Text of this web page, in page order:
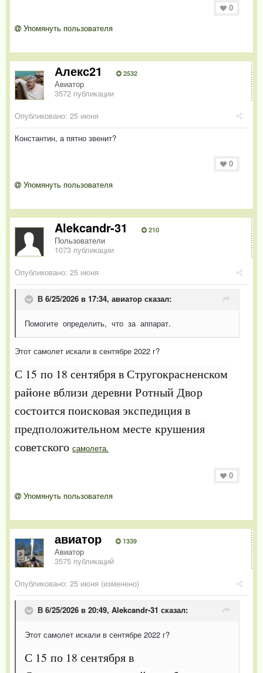
0
Упомянуть пользователя
Алекс21 2532
Авиатор
3572 публикации
Опубликовано: 25 июня
Константин, а пятно звенит?
0
Упомянуть пользователя
Alekcandr-31 210
Пользователи
1073 публикации
Опубликовано: 25 июня
В 6/25/2026 в 17:34, авиатор сказал:
Помогите определить, что за аппарат.
Этот самолет искали в сентябре 2022 г?
С 15 по 18 сентября в Стругокрасненском
районе вблизи деревни Ротный Двор
состоится поисковая экспедиция в
предположительном месте крушения
советскогосамолета.
0
Упомянуть пользователя
авиатор 1339
Авиатор
3575 публикаций
Опубликовано: 25 июня (изменено)
В 6/25/2026 в 20:49, Alekcandr-31 сказал:
Этот самолет искали в сентябре 2022 г?
С 15 по 18 сентября в